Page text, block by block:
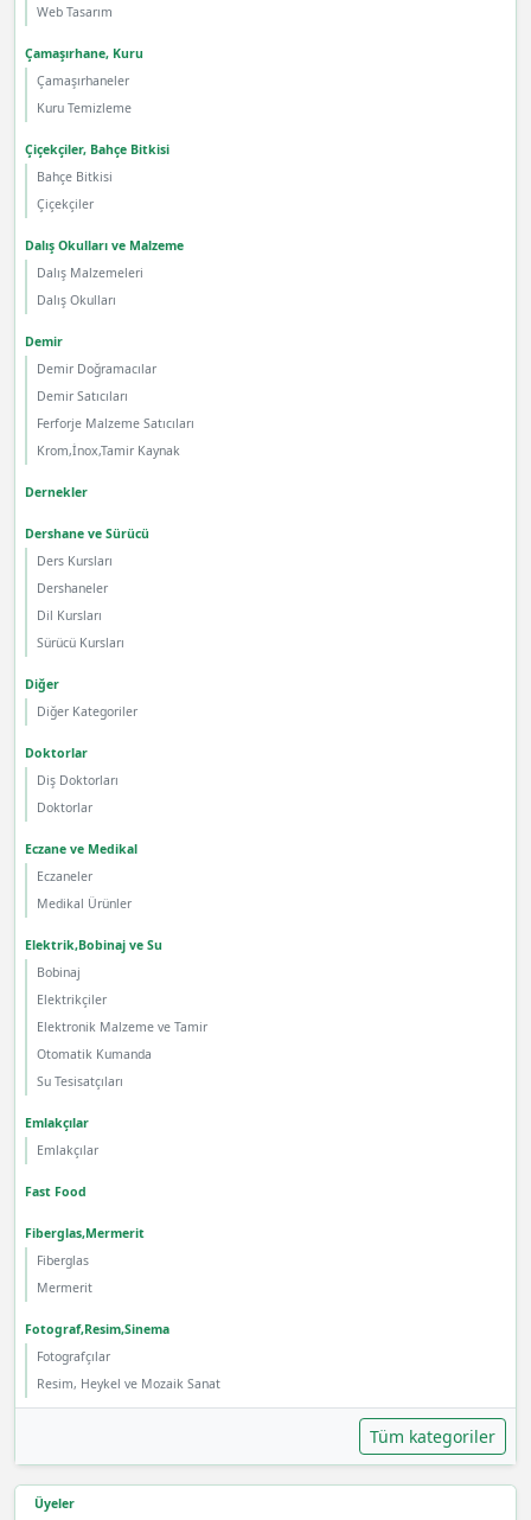
Web Tasarım
Çamaşırhane, Kuru
Çamaşırhaneler
Kuru Temizleme
Çiçekçiler, Bahçe Bitkisi
Bahçe Bitkisi
Çiçekçiler
Dalış Okulları ve Malzeme
Dalış Malzemeleri
Dalış Okulları
Demir
Demir Doğramacılar
Demir Satıcıları
Ferforje Malzeme Satıcıları
Krom,İnox,Tamir Kaynak
Dernekler
Dershane ve Sürücü
Ders Kursları
Dershaneler
Dil Kursları
Sürücü Kursları
Diğer
Diğer Kategoriler
Doktorlar
Diş Doktorları
Doktorlar
Eczane ve Medikal
Eczaneler
Medikal Ürünler
Elektrik,Bobinaj ve Su
Bobinaj
Elektrikçiler
Elektronik Malzeme ve Tamir
Otomatik Kumanda
Su Tesisatçıları
Emlakçılar
Emlakçılar
Fast Food
Fiberglas,Mermerit
Fiberglas
Mermerit
Fotograf,Resim,Sinema
Fotografçılar
Resim, Heykel ve Mozaik Sanat
Tüm kategoriler
Üyeler